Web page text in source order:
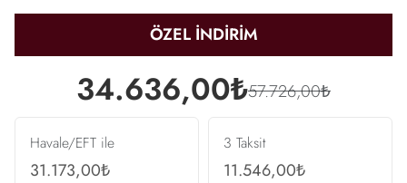
ÖZEL İNDİRİM
34.636,00₺57.726,00₺
Havale/EFT ile
31.173,00₺
3 Taksit
11.546,00₺